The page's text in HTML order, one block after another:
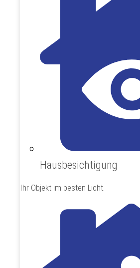
Hausbesichtigung
Ihr Objekt im besten Licht.